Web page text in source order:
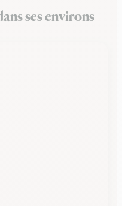
ses environs